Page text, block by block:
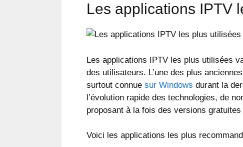
Les applications IPTV
Les applications IPTV les plus utilisées
des utilisateurs. L’une des plus
surtout connue sur Windows durant la
l’évolution rapide des technologies, de
proposant à la fois des versions
Voici les applications les plus